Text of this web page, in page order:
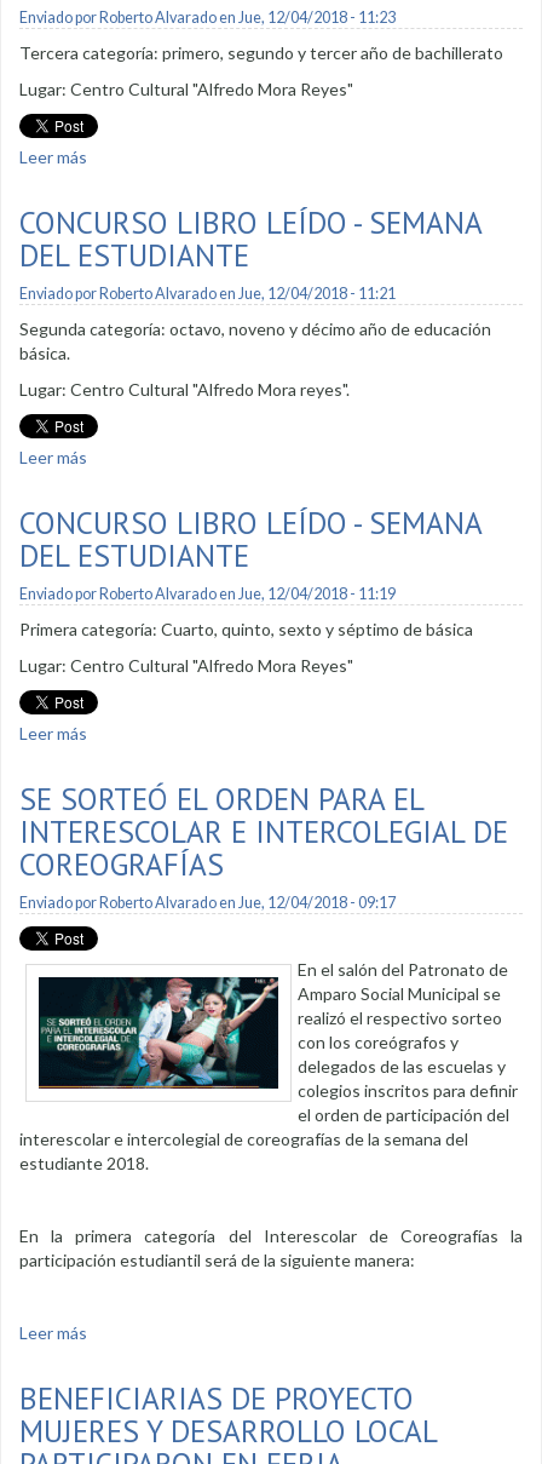
Enviado por Roberto Alvaradoen Jue, 12/04/2018 - 11:23
Tercera categoría: primero, segundo y tercer año de bachillerato
Lugar: Centro Cultural "Alfredo Mora Reyes"
Leer más
CONCURSO LIBRO LEÍDO - SEMANA
DEL ESTUDIANTE
Enviado por Roberto Alvaradoen Jue, 12/04/2018 - 11:21
Segunda categoría: octavo, noveno y décimo año de educación
básica.
Lugar: Centro Cultural "Alfredo Mora reyes".
Leer más
CONCURSO LIBRO LEÍDO - SEMANA
DEL ESTUDIANTE
Enviado por Roberto Alvaradoen Jue, 12/04/2018 - 11:19
Primera categoría: Cuarto, quinto, sexto y séptimo de básica
Lugar: Centro Cultural "Alfredo Mora Reyes"
Leer más
SE SORTEÓ EL ORDEN PARA EL
INTERESCOLAR E INTERCOLEGIAL DE
COREOGRAFÍAS
Enviado por Roberto Alvaradoen Jue, 12/04/2018 - 09:17
En el salón del Patronato de
Amparo Social Municipal se
realizó el respectivo sorteo
con los coreógrafos y
delegados de las escuelas y
colegios inscritos para definir
el orden de participación del
interescolar e intercolegial de coreografías de la semana del
estudiante 2018.
En la primera categoría del Interescolar de Coreografías la
participación estudiantil será de la siguiente manera:
Leer más
BENEFICIARIAS DE PROYECTO
MUJERES Y DESARROLLO LOCAL